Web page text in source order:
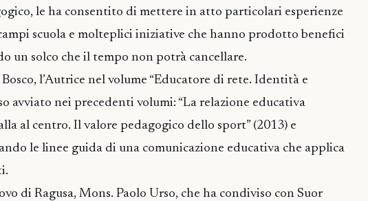
le ha consentito di mettere in atto particolari esperienze
scuola e molteplici iniziative che hanno prodotto benefici
un solco che il tempo non potrà cancellare.
l’Autrice nel volume “Educatore di rete. Identità e
avviato nei precedenti volumi: “La relazione educativa
al centro. Il valore pedagogico dello sport” (2013) e
le linee guida di una comunicazione educativa che applica
di Ragusa, Mons. Paolo Urso, che ha condiviso con Suor